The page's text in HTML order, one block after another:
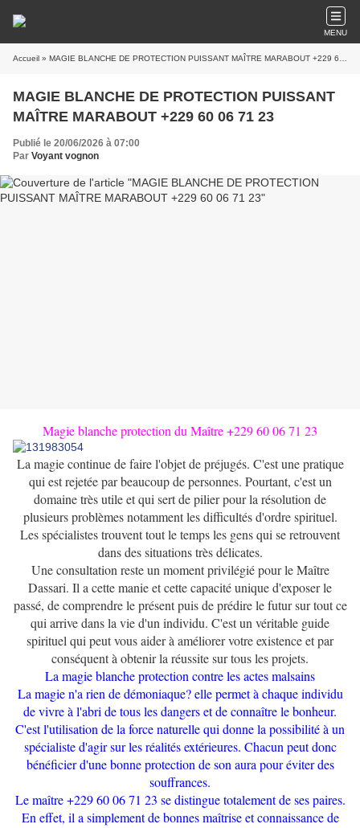
MENU
Accueil » MAGIE BLANCHE DE PROTECTION PUISSANT MAÎTRE MARABOUT +229 60 06 71 23
MAGIE BLANCHE DE PROTECTION PUISSANT
MAÎTRE MARABOUT +229 60 06 71 23
Publié le 20/06/2026 à 07:00
Par Voyant vognon
Magie blanche protection du Maître +229 60 06 71 23
La magie continue de faire l'objet de préjugés. C'est une pratique
qui est rejetée par beaucoup de personnes. Pourtant, c'est un
domaine très utile et qui sert de pilier pour la résolution de
plusieurs problèmes notamment les difficultés d'ordre spirituel.
Les spécialistes trouvent tout le temps les gens qui se retrouvent
dans des situations très délicates.
Une consultation reste un moment privilégié pour le Maître
Dassari. Il a cette manie et cette capacité unique d'exposer le
passé, de comprendre le présent puis de prédire le futur sur tout ce
qui arrive dans la vie d'un individu. C'est un véritable guide
spirituel qui peut vous aider à améliorer votre existence et par
conséquent à obtenir la réussite sur tous les projets.
La magie blanche protection contre les actes malsains
La magie n'a rien de démoniaque?elle permet à chaque individu
de vivre à l'abri de tous les dangers et de connaître le bonheur.
C'est l'utilisation de la force naturelle qui donne la possibilité à un
spécialiste d'agir sur les réalités extérieures. Chacun peut donc
bénéficier d'une bonne protection de son aura pour éviter des
souffrances.
Le maître +229 60 06 71 23 se distingue totalement de ses paires.
En effet, il a simplement de bonnes maîtrise et connaissance de